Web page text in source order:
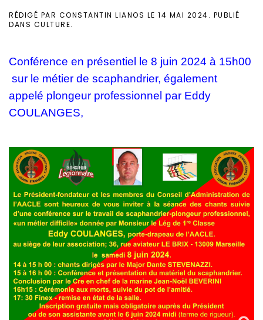
RÉDIGÉ PAR CONSTANTIN LIANOS LE 14 MAI 2024. PUBLIÉ
DANS CULTURE.
Conférence en présentiel le 8 juin 2024 à 15h00
sur le métier de scaphandrier, également
appelé plongeur professionnel par Eddy
COULANGES,